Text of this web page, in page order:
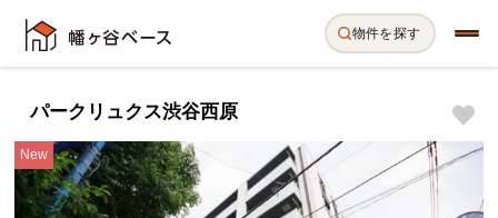
物件を探す
パークリュクス渋谷西原
New